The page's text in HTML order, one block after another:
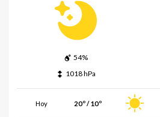
54%
1018 hPa
Hoy 20º / 10º